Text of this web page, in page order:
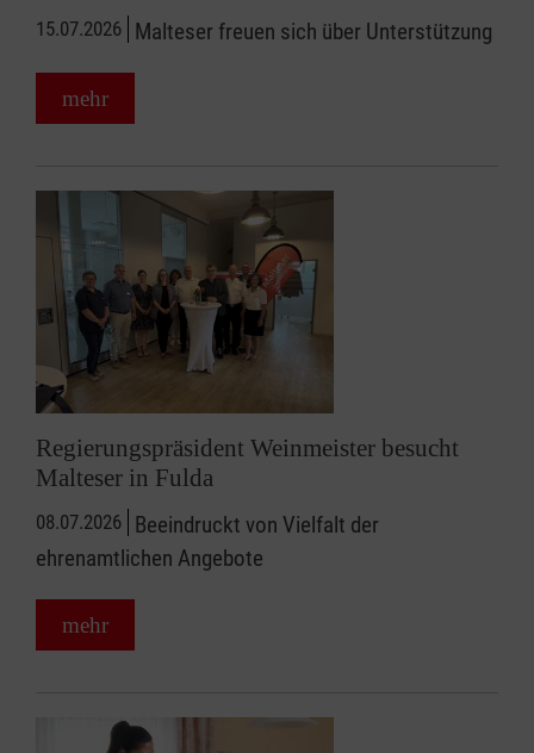
15.07.2026 Malteser freuen sich über Unterstützung
mehr
Regierungspräsident Weinmeister besucht
Malteser in Fulda
08.07.2026 Beeindruckt von Vielfalt der
ehrenamtlichen Angebote
mehr